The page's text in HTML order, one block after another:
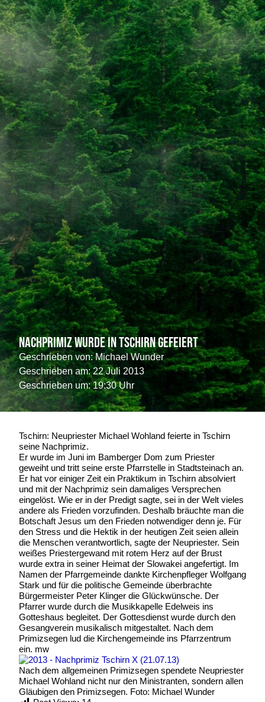
Nachprimiz wurde in Tschirn gefeiert
Geschrieben von:Michael Wunder
Geschrieben am: 22 Juli 2013
Geschrieben um: 19:30 Uhr
Tschirn: Neupriester Michael Wohland feierte in Tschirn
seine Nachprimiz.
Er wurde im Juni im Bamberger Dom zum Priester
geweiht und tritt seine erste Pfarrstelle in Stadtsteinach an.
Er hat vor einiger Zeit ein Praktikum in Tschirn absolviert
und mit der Nachprimiz sein damaliges Versprechen
eingelöst. Wie er in der Predigt sagte, sei in der Welt vieles
andere als Frieden vorzufinden. Deshalb bräuchte man die
Botschaft Jesus um den Frieden notwendiger denn je. Für
den Stress und die Hektik in der heutigen Zeit seien allein
die Menschen verantwortlich, sagte der Neupriester. Sein
weißes Priestergewand mit rotem Herz auf der Brust
wurde extra in seiner Heimat der Slowakei angefertigt. Im
Namen der Pfarrgemeinde dankte Kirchenpfleger Wolfgang
Stark und für die politische Gemeinde überbrachte
Bürgermeister Peter Klinger die Glückwünsche. Der
Pfarrer wurde durch die Musikkapelle Edelweis ins
Gotteshaus begleitet. Der Gottesdienst wurde durch den
Gesangverein musikalisch mitgestaltet. Nach dem
Primizsegen lud die Kirchengemeinde ins Pfarrzentrum
ein. mw
Nach dem allgemeinen Primizsegen spendete Neupriester
Michael Wohland nicht nur den Ministranten, sondern allen
Gläubigen den Primizsegen. Foto: Michael Wunder